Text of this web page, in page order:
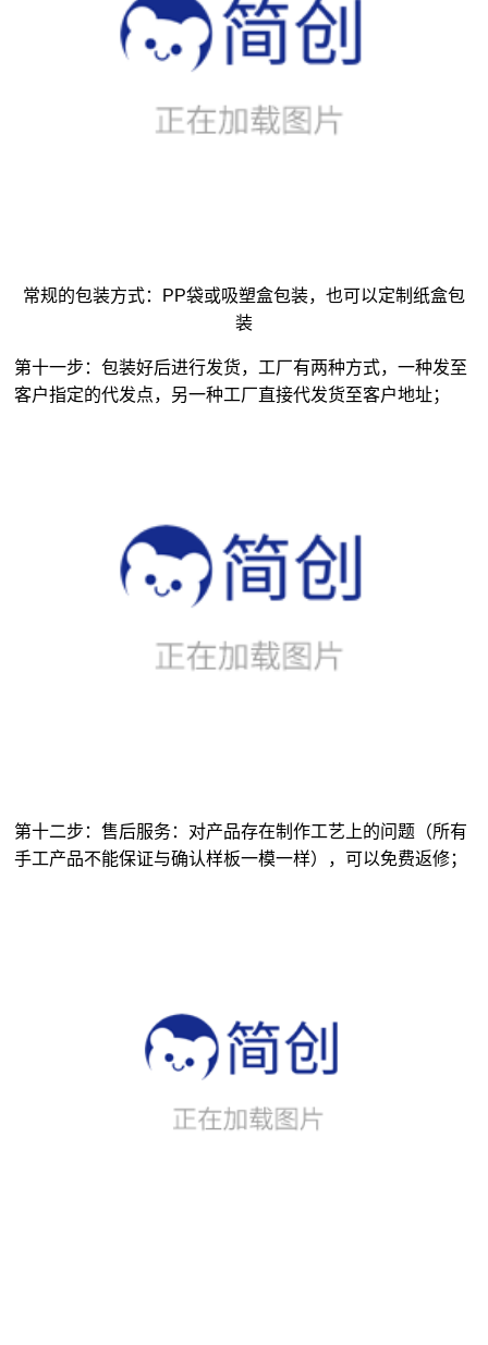
常规的包装方式：PP袋或吸塑盒包装，也可以定制纸盒包
装
第十一步：包装好后进行发货，工厂有两种方式，一种发至
客户指定的代发点，另一种工厂直接代发货至客户地址；
第十二步：售后服务：对产品存在制作工艺上的问题（所有
手工产品不能保证与确认样板一模一样），可以免费返修；